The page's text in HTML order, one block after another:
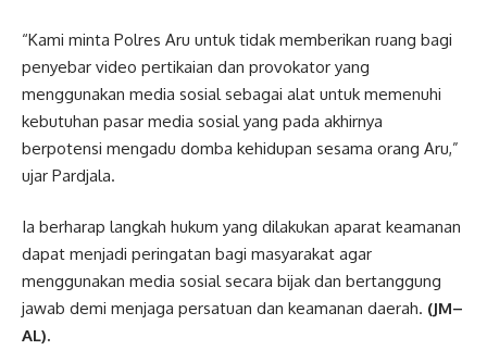
“Kami minta Polres Aru untuk tidak memberikan ruang bagi
penyebar video pertikaian dan provokator yang
menggunakan media sosial sebagai alat untuk memenuhi
kebutuhan pasar media sosial yang pada akhirnya
berpotensi mengadu domba kehidupan sesama orang Aru,”
ujar Pardjala.
Ia berharap langkah hukum yang dilakukan aparat keamanan
dapat menjadi peringatan bagi masyarakat agar
menggunakan media sosial secara bijak dan bertanggung
jawab demi menjaga persatuan dan keamanan daerah. (JM–
AL).